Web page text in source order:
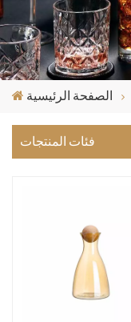
الصفحة الرئيسية
فئات المنتجات